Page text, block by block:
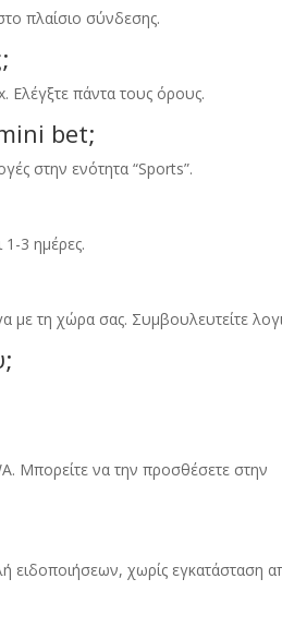
πλαίσιο σύνδεσης.
. Ελέγξτε πάντα τους όρους.
bet;
στην ενότητα “Sports”.
1-3ημέρες.
με τη χώρα σας. Συμβουλευτείτε
. Μπορείτε να την προσθέσετε στην
ειδοποιήσεων,χωρίς εγκατάσταση